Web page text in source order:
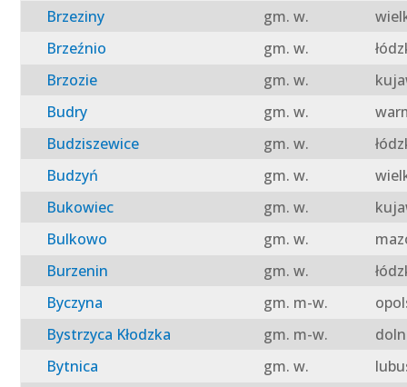
Brzeziny
gm. w.
Brzeźnio
gm. w.
Brzozie
gm. w.
Budry
gm. w.
Budziszewice
gm. w.
Budzyń
gm. w.
Bukowiec
gm. w.
Bulkowo
gm. w.
Burzenin
gm. w.
Byczyna
gm. m-w.
Bystrzyca Kłodzka
gm. m-w.
Bytnica
gm. w.